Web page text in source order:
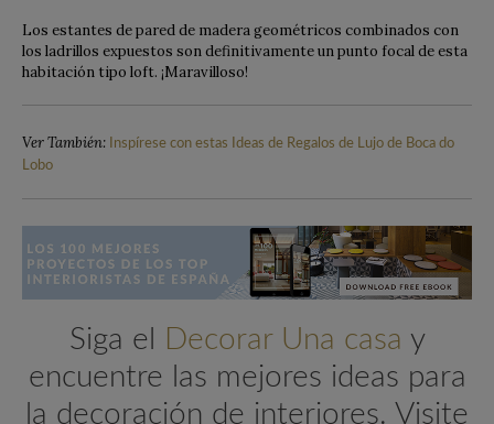
Los estantes de pared de madera geométricos combinados con
los ladrillos expuestos son definitivamente un punto focal de esta
habitación tipo loft. ¡Maravilloso!
Ver También:
Inspírese con estas Ideas de Regalos de Lujo de Boca do
Lobo
Siga el Decorar Una casa y
encuentre las mejores ideas para
la decoración de interiores. Visite